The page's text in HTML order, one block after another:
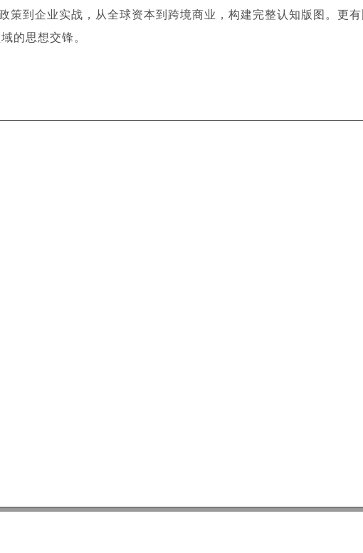
策到企业实战，从全球资本到跨境商业，构建完整认知版图。更有
的思想交锋。